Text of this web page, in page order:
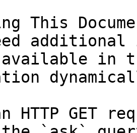
This
in
HTTP GET